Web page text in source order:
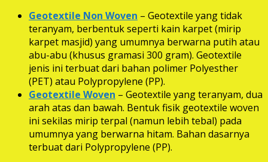
Geotextile Non Woven – Geotextile yang tidak
teranyam, berbentuk seperti kain karpet (mirip
karpet masjid) yang umumnya berwarna putih atau
abu-abu (khusus gramasi 300 gram). Geotextile
jenis ini terbuat dari bahan polimer Polyesther
(PET) atau Polypropylene (PP).
Geotextile Woven – Geotextile yang teranyam, dua
arah atas dan bawah. Bentuk fisik geotextile woven
ini sekilas mirip terpal (namun lebih tebal) pada
umumnya yang berwarna hitam. Bahan dasarnya
terbuat dari Polypropylene (PP).